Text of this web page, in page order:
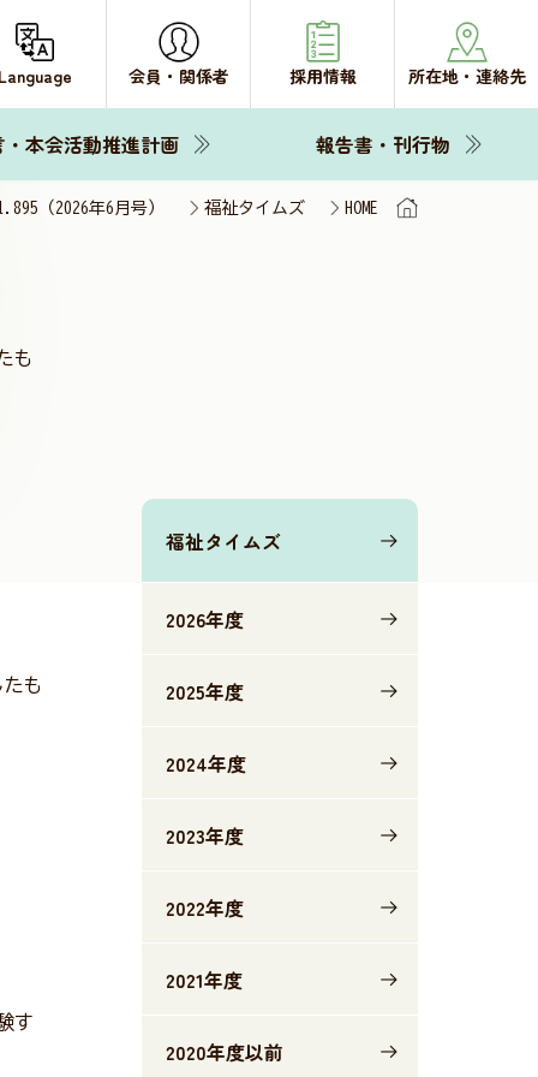
Language 会員・関係者 採用情報 所在地・連絡先
・本会活動推進計画 報告書・刊行物
HOME
福祉タイムズ
（2026年6月号）
も
福祉タイムズ
2026年度
2025年度
2024年度
2023年度
2022年度
2021年度
2020年度以前
も
す